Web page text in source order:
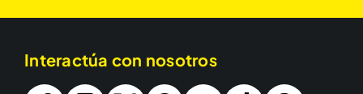
Interactúa con nosotros